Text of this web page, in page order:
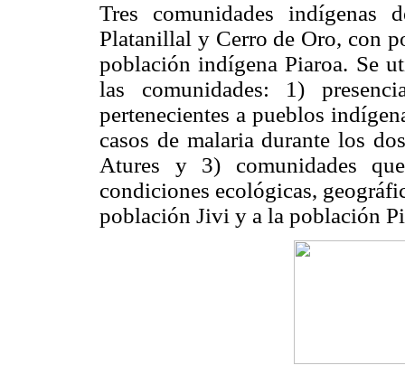
Tres comunidades indígenas
Platanillal y Cerro de Oro, con
población indígena Piaroa. Se
las comunidades: 1)
pertenecientes a pueblos
casos de malaria durante los
Atures y 3) comunidades
condiciones ecológicas,
población Jivi y a la población